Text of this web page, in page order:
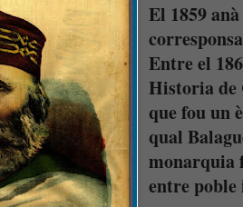
El 1859
Entre el
Historia de
que fou un
qual
monarquia
entre